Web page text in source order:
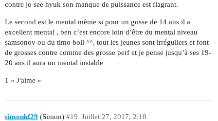
contre jo see hyuk son manque de puissance est flagrant.
Le second est le mental même si pour un gosse de 14 ans il a
excellent mental , ben c’est encore loin d’être du mental niveau
samsonov ou du timo boll ^^, tout les jeunes sont irréguliers et font
de grosses contre comme des grosse perf et je pense jusqu’à ses 19-
20 ans il aura un mental instable
1 « J'aime »
simonkf29 (Simon) Juillet 27, 2017, 2:10
#19